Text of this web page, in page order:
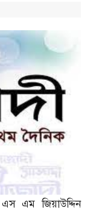
এস এম জিয়াউদ্দিন